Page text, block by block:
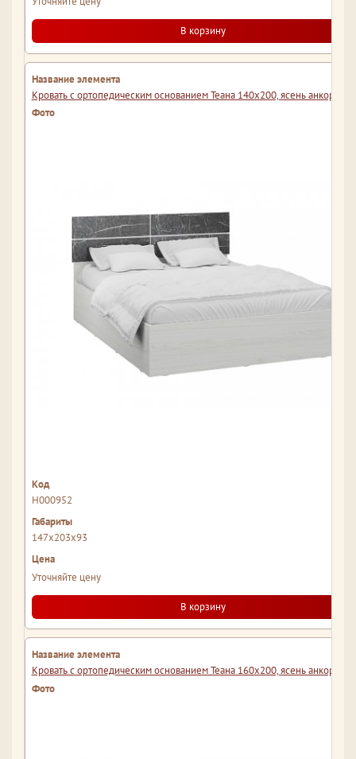
В корзину
Кровать с ортопедическим основанием Теана 140х200, ясень анкор
Н000952
147x203x93
Уточняйте цену
В корзину
Кровать с ортопедическим основанием Теана 160х200, ясень анкор